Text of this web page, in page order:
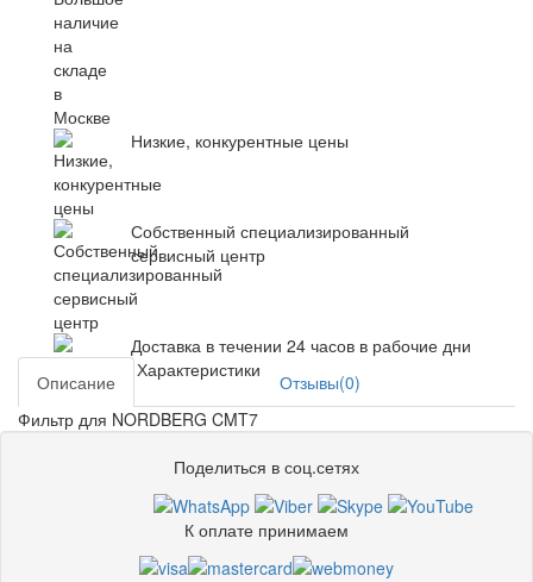
Низкие, конкурентные цены
Собственный специализированный
сервисный центр
Доставка в течении 24 часов в рабочие дни
Описание
Характеристики
Отзывы(0)
Фильтр для NORDBERG CMT7
Поделиться в соц.сетях
К оплате принимаем